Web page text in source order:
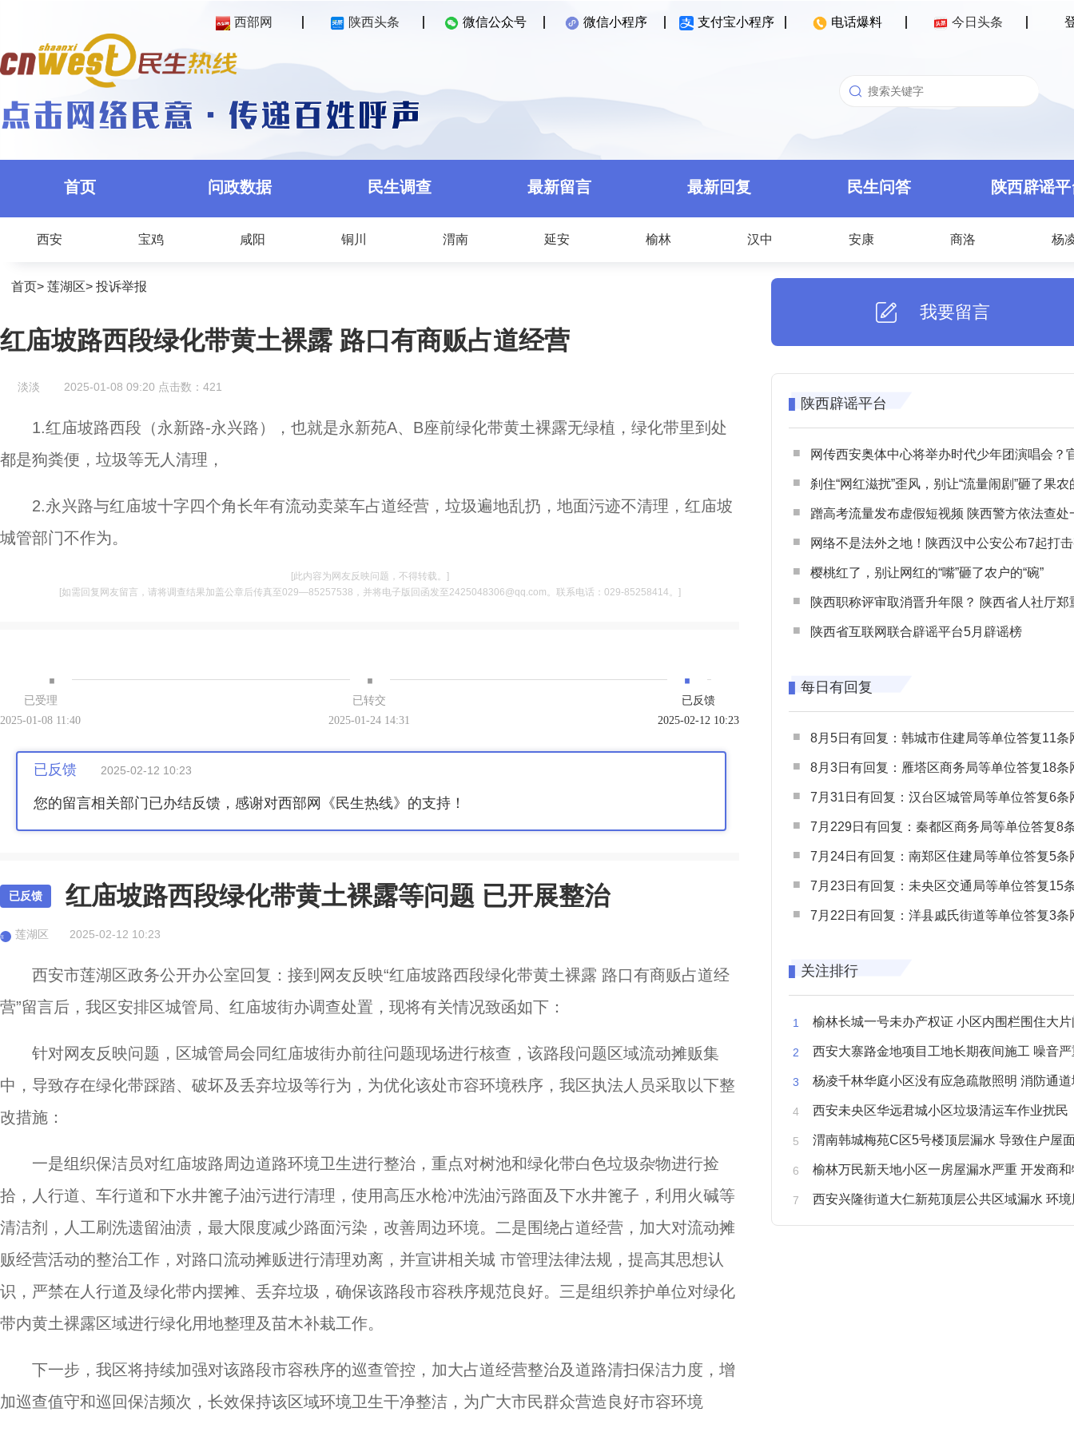
西部网 陕西头条 微信公众号 微信小程序 支付宝小程序 电话爆料 今日头条
首页 问政数据 民生调查 最新留言 最新回复 民生问答 陕西辟谣
西安 宝鸡 咸阳 铜川 渭南 延安 榆林 汉中 安康 商洛 杨
首页> 莲湖区> 投诉举报
红庙坡路西段绿化带黄土裸露 路口有商贩占道经营
淡淡 2025-01-08 09:20 点击数： 421
1.红庙坡路西段（永新路-永兴路），也就是永新苑A、B座前绿化带黄土裸露无绿植，绿化带里到处
都是狗粪便，垃圾等无人清理，
2.永兴路与红庙坡十字四个角长年有流动卖菜车占道经营，垃圾遍地乱扔，地面污迹不清理，红庙坡
城管部门不作为。
[此内容为网友反映问题，不得转载。]
[如需回复网友留言，请将调查结果加盖公章后传真至029—85257538，并将电子版回函发至2425048306@qq.com。联系电话：029-85258414。]
· · ·
已受理
2025-01-08 11:40
已转交
2025-01-24 14:31
已反馈
2025-02-12 10:23
已反馈 2025-02-12 10:23
您的留言相关部门已办结反馈，感谢对西部网《民生热线》的支持！
已反馈 红庙坡路西段绿化带黄土裸露等问题 已开展整治
莲 莲湖区 2025-02-12 10:23
西安市莲湖区政务公开办公室回复：接到网友反映“红庙坡路西段绿化带黄土裸露 路口有商贩占道经
营”留言后，我区安排区城管局、红庙坡街办调查处置，现将有关情况致函如下：
针对网友反映问题，区城管局会同红庙坡街办前往问题现场进行核查，该路段问题区域流动摊贩集
中，导致存在绿化带踩踏、破坏及丢弃垃圾等行为，为优化该处市容环境秩序，我区执法人员采取以下整
改措施：
一是组织保洁员对红庙坡路周边道路环境卫生进行整治，重点对树池和绿化带白色垃圾杂物进行捡
拾，人行道、车行道和下水井篦子油污进行清理，使用高压水枪冲洗油污路面及下水井篦子，利用火碱等
清洁剂，人工刷洗遗留油渍，最大限度减少路面污染，改善周边环境。二是围绕占道经营，加大对流动摊
贩经营活动的整治工作，对路口流动摊贩进行清理劝离，并宣讲相关城 市管理法律法规，提高其思想认
识，严禁在人行道及绿化带内摆摊、丢弃垃圾，确保该路段市容秩序规范良好。三是组织养护单位对绿化
带内黄土裸露区域进行绿化用地整理及苗木补栽工作。
下一步，我区将持续加强对该路段市容秩序的巡查管控，加大占道经营整治及道路清扫保洁力度，增
加巡查值守和巡回保洁频次，长效保持该区域环境卫生干净整洁，为广大市民群众营造良好市容环境
我要留言
陕西辟谣平台
网传西安奥体中心将举办时代少年团演唱会？官方回应：纯
刹住“网红滋扰”歪风，别让“流量闹剧”砸了果农
蹭高考流量发布虚假短视频 陕西警方依法查处一起涉高考网络
网络不是法外之地！陕西汉中公安公布7起打击整治网谣网暴典型
樱桃红了，别让网红的“嘴”砸了农户的“碗”
陕西职称评审取消晋升年限？ 陕西省人社厅郑重声明 谨防职称评审不实言
陕西省互联网联合辟谣平台5月辟谣榜
每日有回复
8月5日有回复：韩城市住建局等单位答复11条网民
8月3日有回复：雁塔区商务局等单位答复18条网民
7月31日有回复：汉台区城管局等单位答复6条网民
7月229日有回复：秦都区商务局等单位答复8条网民
7月24日有回复：南郑区住建局等单位答复5条网民
7月23日有回复：未央区交通局等单位答复15条网民
7月22日有回复：洋县戚氏街道等单位答复3条网民
关注排行
榆林长城一号未办产权证 小区内围栏围住大片闲置
西安大寨路金地项目工地长期夜间施工 噪音严重
杨凌千林华庭小区没有应急疏散照明 消防通
西安未央区华远君城小区垃圾清运车作业扰民
渭南韩城梅苑C区5号楼顶层漏水 导致住户屋面被
榆林万民新天地小区一房屋漏水严重 开发商和物业不予
西安兴隆街道大仁新苑顶层公共区域漏水 环